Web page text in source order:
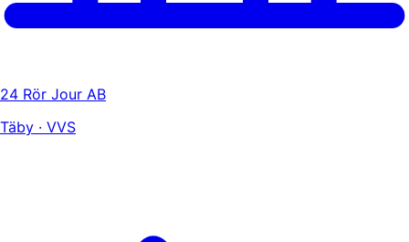
24 Rör Jour AB
Täby · VVS